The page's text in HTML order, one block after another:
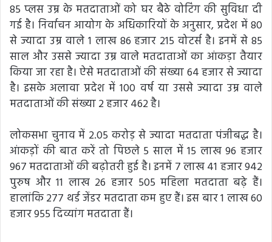
85 प्लस उम्र के मतदाताओं को घर बैठे वोटिंग की सुविधा दी
गई है। निर्वाचन आयोग के अधिकारियों के अनुसार, प्रदेश में 80
से ज्यादा उम्र वाले 1 लाख 86 हजार 215 वोटर्स है। इनमें से 85
साल और उससे ज्यादा उम्र वाले मतदाताओं का आंकड़ा तैयार
किया जा रहा है। ऐसे मतदाताओं की संख्या 64 हजार से ज्यादा
है। इसके अलावा प्रदेश में 100 वर्ष या उससे ज्यादा उम्र वाले
मतदाताओं की संख्या 2 हजार 462 है।
लोकसभा चुनाव में 2.05 करोड़ से ज्यादा मतदाता पंजीबद्ध है।
आंकड़ों की बात करें तो पिछले 5 साल में 15 लाख 96 हजार
967 मतदाताओं की बढ़ोतरी हुई है। इनमें 7 लाख 41 हजार 942
पुरुष और 11 लाख 26 हजार 505 महिला मतदाता बढ़े हैं।
हालांकि 277 थर्ड जेंडर मतदाता कम हुए हैं। इस बार 1 लाख 60
हजार 955 दिव्यांग मतदाता हैं।